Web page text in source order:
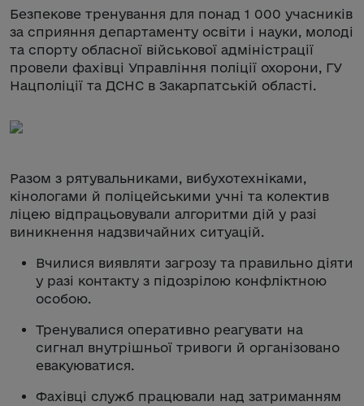
Безпекове тренування для понад 1 000 учасників
за сприяння департаменту освіти і науки, молоді
та спорту обласної військової адміністрації
провели фахівці Управління поліції охорони, ГУ
Нацполіції та ДСНС в Закарпатській області.
Разом з рятувальниками, вибухотехніками,
кінологами й поліцейськими учні та колектив
ліцею відпрацьовували алгоритми дій у разі
виникнення надзвичайних ситуацій.
Вчилися виявляти загрозу та правильно діяти
у разі контакту з підозрілою конфліктною
особою.
Тренувалися оперативно реагувати на
сигнал внутрішньої тривоги й організовано
евакуюватися.
Фахівці служб працювали над затриманням